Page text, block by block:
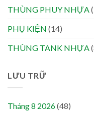
THÙNG PHUY NHỰA
PHỤ KIỆN (14)
THÙNG TANK NHỰA
LƯU TRỮ
Tháng 8 2026(48)